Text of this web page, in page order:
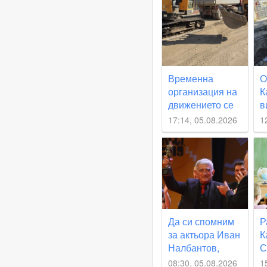
Временна
организация на
движението се
въвежда по част
от улица
„Юмрукчал“
17:14, 05.08.2026
Да си спомним
за актьора Иван
Налбантов,
роден в
08:30, 05.08.2026